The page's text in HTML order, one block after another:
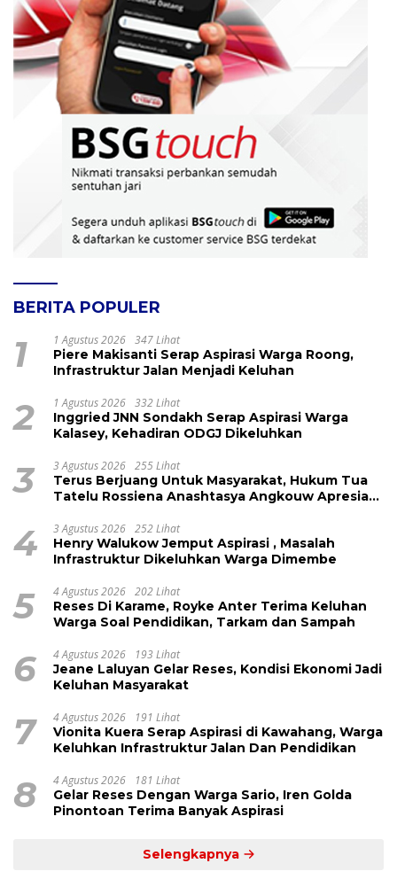
BERITA POPULER
1 1 Agustus 2026 347 Lihat
Piere Makisanti Serap Aspirasi Warga Roong,
Infrastruktur Jalan Menjadi Keluhan
2 1 Agustus 2026 332 Lihat
Inggried JNN Sondakh Serap Aspirasi Warga
Kalasey, Kehadiran ODGJ Dikeluhkan
3 3 Agustus 2026 255 Lihat
Terus Berjuang Untuk Masyarakat, Hukum Tua
Tatelu Rossiena Anashtasya Angkouw Apresiasi
4 3 Agustus 2026 252 Lihat
Henry Walukow Jemput Aspirasi , Masalah
Infrastruktur Dikeluhkan Warga Dimembe
5 4 Agustus 2026 202 Lihat
Reses Di Karame, Royke Anter Terima Keluhan
Warga Soal Pendidikan, Tarkam dan Sampah
6 4 Agustus 2026 193 Lihat
Jeane Laluyan Gelar Reses, Kondisi Ekonomi Jadi
Keluhan Masyarakat
7 4 Agustus 2026 191 Lihat
Vionita Kuera Serap Aspirasi di Kawahang, Warga
Keluhkan Infrastruktur Jalan Dan Pendidikan
8 4 Agustus 2026 181 Lihat
Gelar Reses Dengan Warga Sario, Iren Golda
Pinontoan Terima Banyak Aspirasi
Selengkapnya